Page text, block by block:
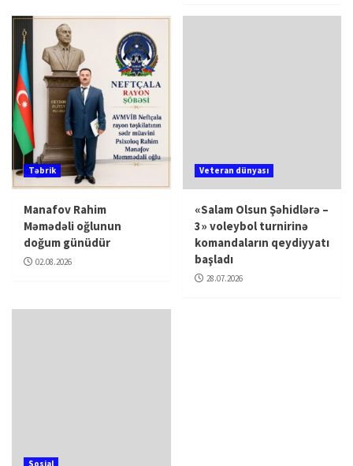
Təbrik
Manafov Rahim
Məmədəli oğlunun
doğum günüdür
02.08.2026
Veteran dünyası
«Salam Olsun Şəhidlərə –
3» voleybol turnirinə
komandaların qeydiyyatı
başladı
28.07.2026
Sosial